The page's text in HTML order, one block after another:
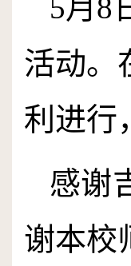
5月 8
活动。
利进行
感谢
谢本校